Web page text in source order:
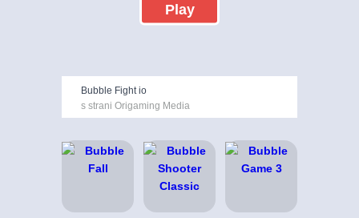
Play
Bubble Fight io
s strani Origaming Media